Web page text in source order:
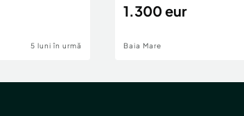
5 luni în urmă
1.300 eur
Baia Mare